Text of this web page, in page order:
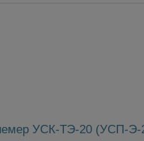
УСК-ТЭ-20 (УСП-Э-